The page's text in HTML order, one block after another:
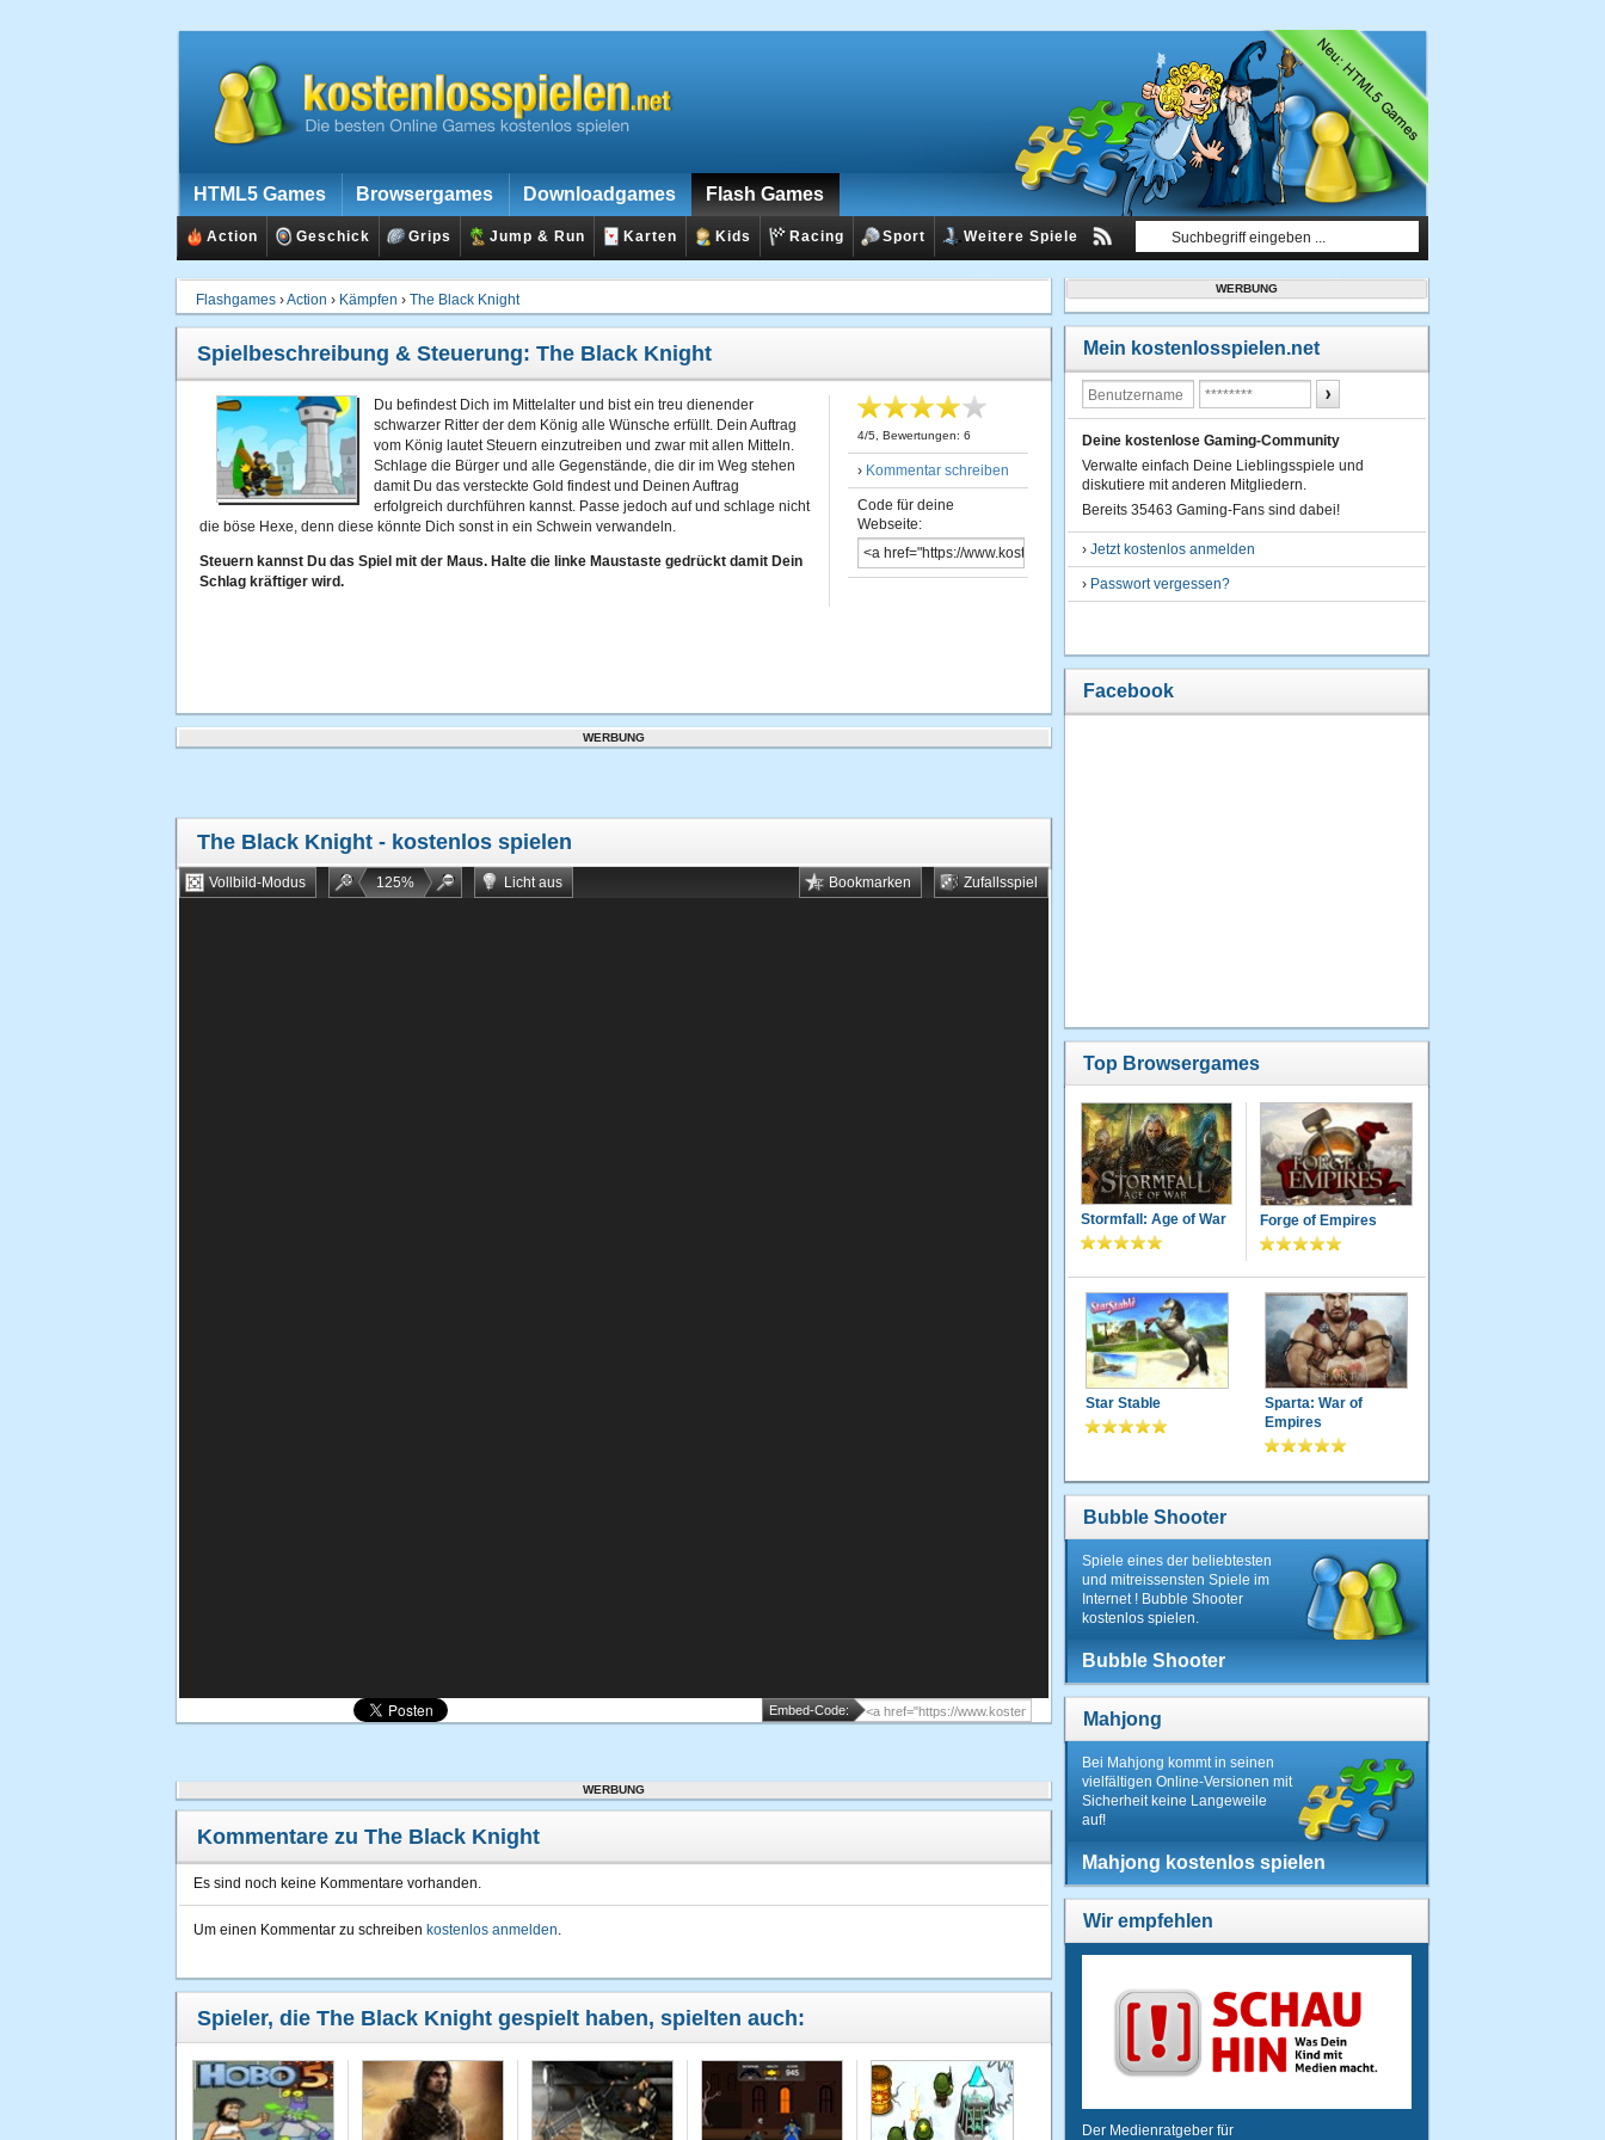
HTML5 Games Browsergames Downloadgames Flash Games
Action Geschick Grips Jump & Run Karten Kids Racing Sport Weitere Spiele
Flashgames ›Action › Kämpfen › The Black Knight
Spielbeschreibung & Steuerung: The Black Knight
Du befindest Dich im Mittelalter und bist ein treu dienender
schwarzer Ritter der dem König alle Wünsche erfüllt. Dein Auftrag
vom König lautet Steuern einzutreiben und zwar mit allen Mitteln.
Schlage die Bürger und alle Gegenstände, die dir im Weg stehen
damit Du das versteckte Gold findest und Deinen Auftrag
erfolgreich durchführen kannst. Passe jedoch auf und schlage nicht
die böse Hexe, denn diese könnte Dich sonst in ein Schwein verwandeln.
Steuern kannst Du das Spiel mit der Maus. Halte die linke Maustaste gedrückt damit Dein
Schlag kräftiger wird.
4/5 , Bewertungen: 6
› Kommentar schreiben
Code für deine
Webseite:
WERBUNG
The Black Knight - kostenlos spielen
Vollbild-Modus 125% Licht aus Zufallsspiel
Bookmarken
Embed-Code:
WERBUNG
Kommentare zu The Black Knight
Es sind noch keine Kommentare vorhanden.
Um einen Kommentar zu schreiben kostenlos anmelden.
Spieler, die The Black Knight gespielt haben, spielten auch:
WERBUNG
Mein kostenlosspielen.net
Deine kostenlose Gaming-Community
Verwalte einfach Deine Lieblingsspiele und
diskutiere mit anderen Mitgliedern.
Bereits 35463 Gaming-Fans sind dabei!
› Jetzt kostenlos anmelden
› Passwort vergessen?
Facebook
Top Browsergames
Stormfall: Age of War Forge of Empires
Star Stable
Sparta: War of
Empires
Bubble Shooter
Spiele eines der beliebtesten
und mitreissensten Spiele im
Internet ! Bubble Shooter
kostenlos spielen.
Bubble Shooter
Mahjong
Bei Mahjong kommt in seinen
vielfältigen Online-Versionen mit
Sicherheit keine Langeweile
auf!
Mahjong kostenlos spielen
Wir empfehlen
Der Medienratgeber für